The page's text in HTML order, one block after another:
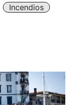
Incendios